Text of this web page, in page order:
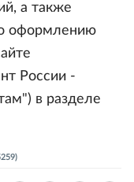
а также
оформлению
России -
в разделе